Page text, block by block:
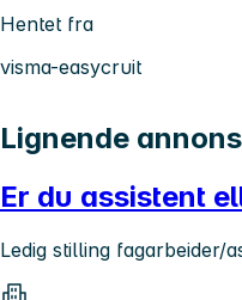
Hentet fra
visma-easycruit
Lignende
Er du assistent
Ledig stilling fagarbeider/